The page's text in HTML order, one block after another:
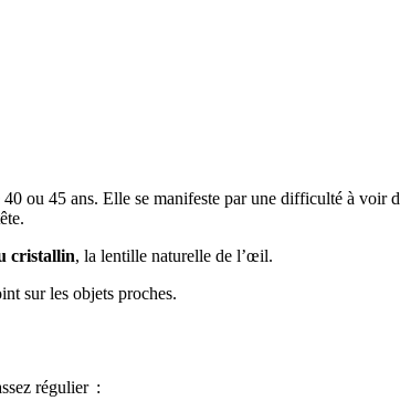
ou 45 ans. Elle se manifeste par une difficulté à voir
cristallin, la lentille naturelle de l’œil.
sur les objets proches.
régulier :